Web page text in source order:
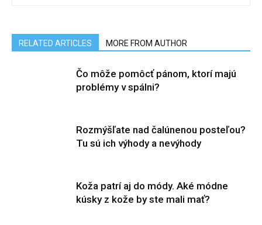
RELATED ARTICLES MORE FROM AUTHOR
Čo môže pomôcť pánom, ktorí majú
problémy v spálni?
Rozmýšľate nad čalúnenou posteľou?
Tu sú ich výhody a nevýhody
Koža patrí aj do módy. Aké módne
kúsky z kože by ste mali mať?